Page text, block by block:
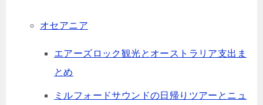
オセアニア
エアーズロック観光とオーストラリア支出ま
とめ
ミルフォードサウンドの日帰りツアーとニュ